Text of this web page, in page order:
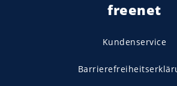
freenet
Kundenservice